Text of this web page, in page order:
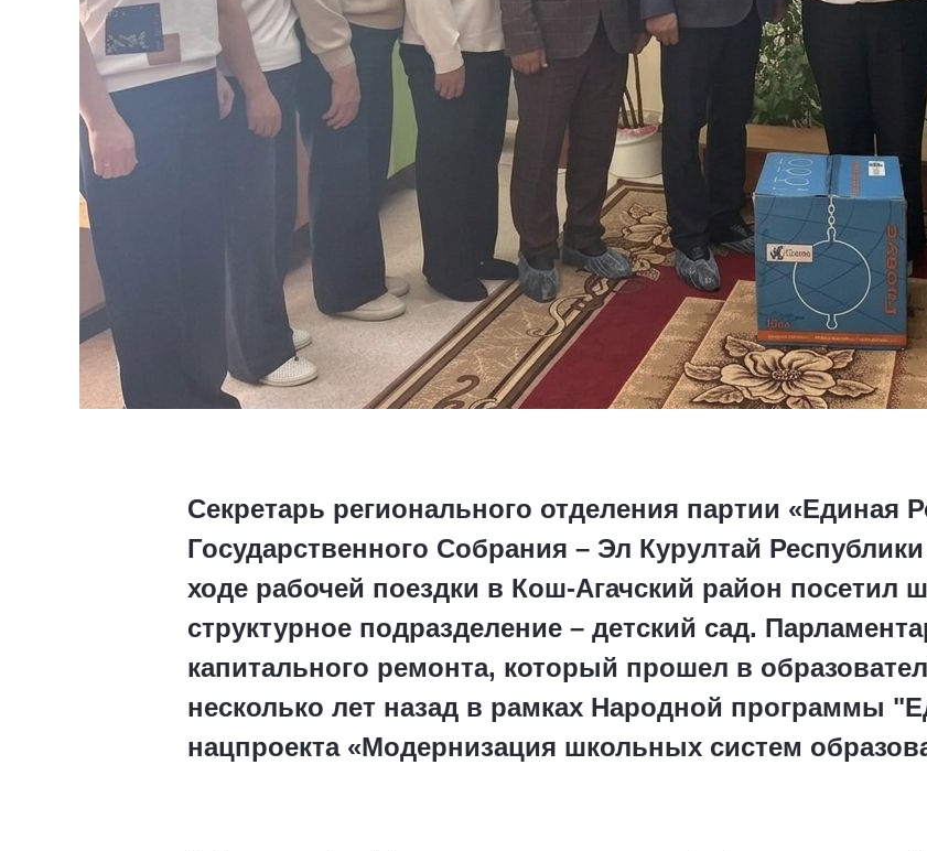
Секретарь регионального отделения партии «Единая
Государственного Собрания – Эл Курултай
ходе рабочей поездки в Кош-Агачский район посетил
структурное подразделение – детский сад.
капитального ремонта, который прошел в
несколько лет назад в рамках Народной программы
нацпроекта «Модернизация школьных систем